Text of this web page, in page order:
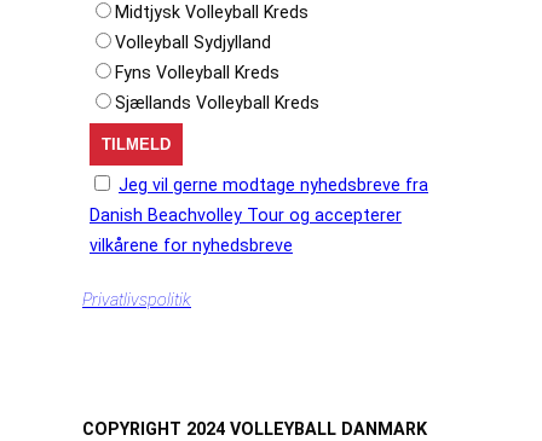
Midtjysk Volleyball Kreds
Volleyball Sydjylland
Fyns Volleyball Kreds
Sjællands Volleyball Kreds
Jeg vil gerne modtage nyhedsbreve fra
Danish Beachvolley Tour og accepterer
vilkårene for nyhedsbreve
Privatlivspolitik
COPYRIGHT 2024 VOLLEYBALL DANMARK